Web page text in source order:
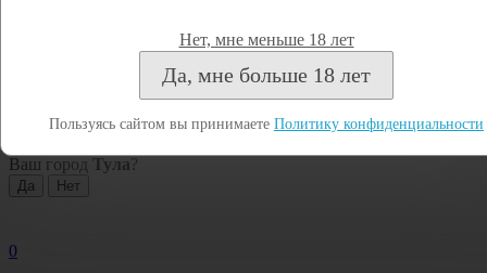
Посмотреть все результаты
Ваш город Тула ?
0
Нет, мне меньше 18 лет
Да, мне больше 18 лет
Пользуясь сайтом вы принимаете Политику конфиденциальности